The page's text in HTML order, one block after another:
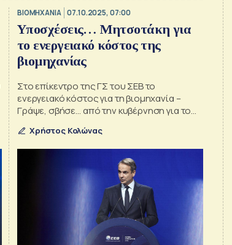
ΒΙΟΜΗΧΑΝΙΑ 07.10.2025, 07:00
Υποσχέσεις… Μητσοτάκη για
το ενεργειακό κόστος της
βιομηχανίας
Στο επίκεντρο της ΓΣ του ΣΕΒ το
ενεργειακό κόστος για τη βιομηχανία –
Γράψε, σβήσε… από την κυβέρνηση για το
βιομηχάνων
Χρήστος Κολώνας